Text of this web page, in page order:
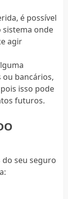
é possível
onde
agir
ou bancários,
isso pode
futuros.
seu seguro